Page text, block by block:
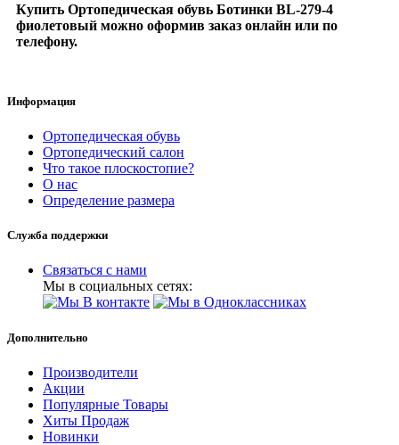
Купить Ортопедическая обувь Ботинки BL-279-4
фиолетовый можно оформив заказ онлайн или по
телефону.
Информация
Ортопедическая обувь
Ортопедический салон
Что такое плоскостопие?
О нас
Определение размера
Служба поддержки
Связаться с нами
Мы в социальных сетях:
Дополнительно
Производители
Акции
Популярные Товары
Хиты Продаж
Новинки